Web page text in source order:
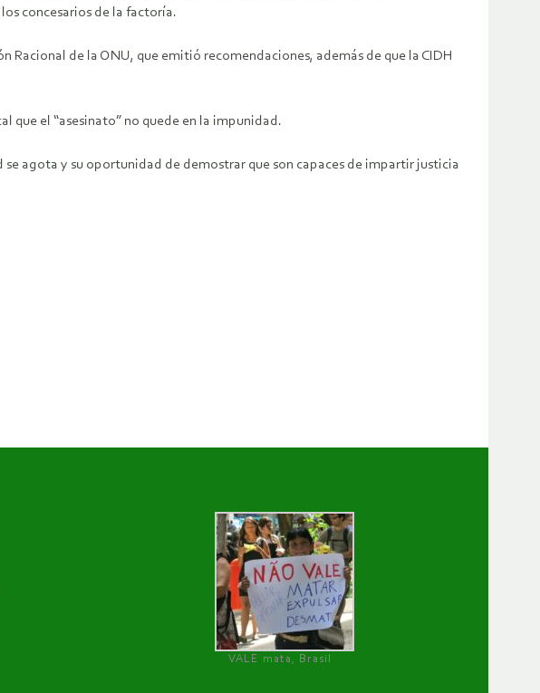
concesarios de la factoría.
de la ONU, que emitió recomendaciones, además de que la CIDH
que el “asesinato” no quede en la impunidad.
agota y su oportunidad de demostrar que son capaces de impartir justicia
VALE mata, Brasil